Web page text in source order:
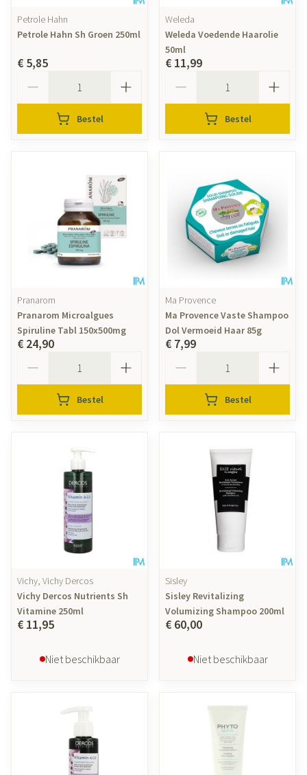
Petrole Hahn
Petrole Hahn Sh Groen 250ml
€ 5,85
Bestel
Weleda
Weleda Voedende Haarolie
50ml
€ 11,99
Bestel
Pranarom
Pranarom Microalgues
Spiruline Tabl 150x500mg
€ 24,90
Bestel
Ma Provence
Ma Provence Vaste Shampoo
Dol Vermoeid Haar 85g
€ 7,99
Bestel
Vichy, Vichy Dercos
Vichy Dercos Nutrients Sh
Vitamine 250ml
€ 11,95
Niet beschikbaar
Sisley
Sisley Revitalizing
Volumizing Shampoo 200ml
€ 60,00
Niet beschikbaar